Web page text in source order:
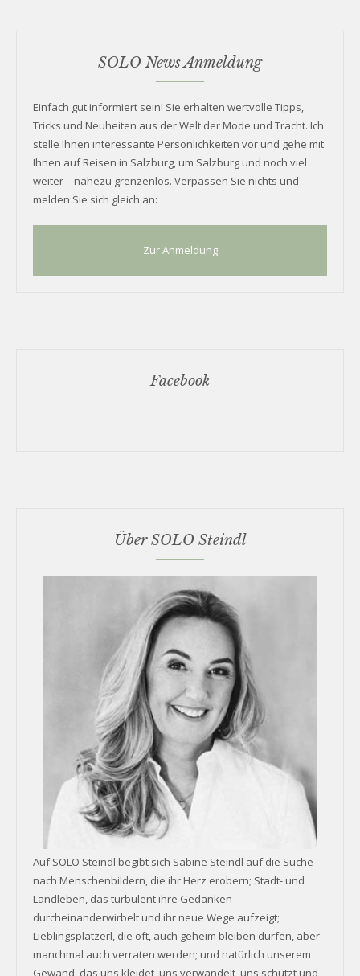
SOLO News Anmeldung
Einfach gut informiert sein! Sie erhalten wertvolle Tipps,
Tricks und Neuheiten aus der Welt der Mode und Tracht. Ich
stelle Ihnen interessante Persönlichkeiten vor und gehe mit
Ihnen auf Reisen in Salzburg, um Salzburg und noch viel
weiter – nahezu grenzenlos. Verpassen Sie nichts und
melden Sie sich gleich an:
Zur Anmeldung
Facebook
Über SOLO Steindl
Auf SOLO Steindl begibt sich Sabine Steindl auf die Suche
nach Menschenbildern, die ihr Herz erobern; Stadt- und
Landleben, das turbulent ihre Gedanken
durcheinanderwirbelt und ihr neue Wege aufzeigt;
Lieblingsplatzerl, die oft, auch geheim bleiben dürfen, aber
manchmal auch verraten werden; und natürlich unserem
Gewand, das uns kleidet, uns verwandelt, uns schützt und